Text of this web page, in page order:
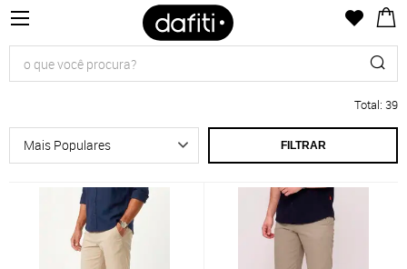
Total: 39
FILTRAR